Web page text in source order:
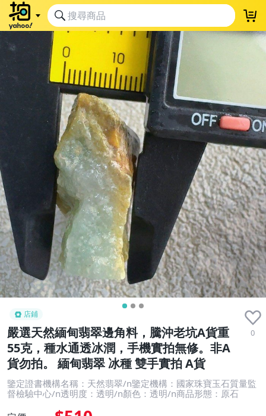
店鋪
嚴選天然緬甸翡翠邊角料，騰沖老坑A貨重
55克，種水通透冰潤，手機實拍無修。非A
貨勿拍。 緬甸翡翠 冰種 雙手實拍 A貨
0
鑒定證書機構名稱：天然翡翠/n鑒定機構：國家珠寶玉石質量監
督檢驗中心/n透明度：透明/n顏色：透明/n商品形態：原石